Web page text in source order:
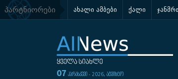
პარტნიორები ახალი ამბები ქალი
07 პარასკევი - 2026, აგვისტო